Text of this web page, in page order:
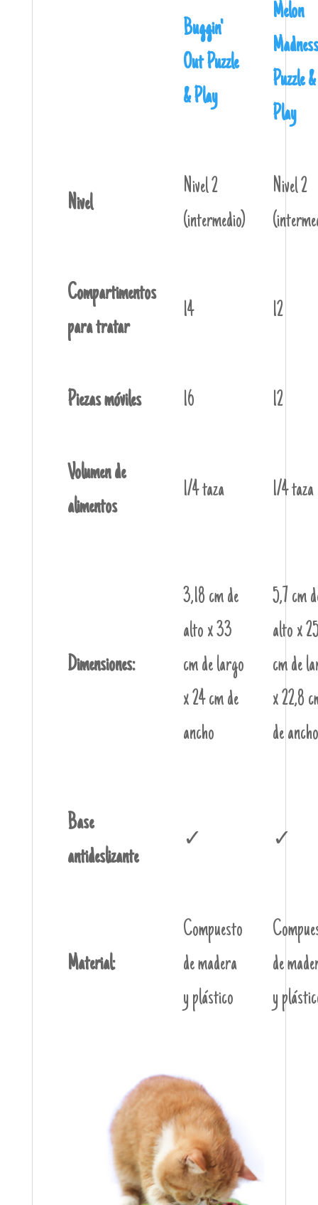
Buggin'
Out Puzzle
& Play
Melon
Madness
Puzzle &
Play
Nivel
Nivel 2
(intermedio)
Nivel 2
Compartimentos
para tratar
14 12
Piezas móviles 16 12
Volumen de
alimentos
1/4 taza 1/4 taza
Dimensiones:
3,18 cm de
alto x 33
cm de largo
x 24 cm de
ancho
5,7 cm
alto x
cm de
x 22,8
de ancho
Base
antideslizante
✓ ✓
Material:
Compuesto
de madera
y plástico
de
y